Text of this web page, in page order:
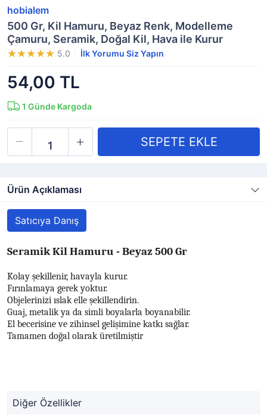
hobialem
500 Gr, Kil Hamuru, Beyaz Renk, Modelleme
Çamuru, Seramik, Doğal Kil, Hava ile Kurur
5.0 İlk Yorumu Siz Yapın
54,00 TL
1 Günde Kargoda
Ürün Açıklaması
Satıcıya Danış
Seramik Kil Hamuru - Beyaz 500 Gr
Kolay şekillenir, havayla kurur.
Fırınlamaya gerek yoktur.
Objelerinizi ıslak elle şekillendirin.
Guaj, metalik ya da simli boyalarla boyanabilir.
El becerisine ve zihinsel gelişimine katkı sağlar.
Tamamen doğal olarak üretilmiştir
Diğer Özellikler